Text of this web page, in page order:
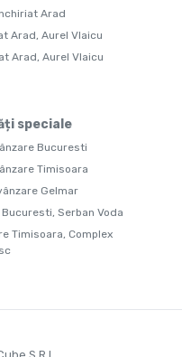
Arad
Arad, Aurel Vlaicu
Arad, Aurel Vlaicu
speciale
Bucuresti
Timisoara
Gelmar
Serban Voda
Timisoara, Complex